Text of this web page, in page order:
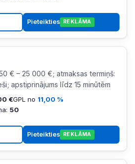
Pieteikties REKLĀMA
€ – 25 000 €; atmaksas termiņš:
apstiprinājums līdz 15 minūtēm
€GPL no 11,00 %
50
Pieteikties REKLĀMA